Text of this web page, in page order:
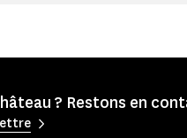
? Restons en